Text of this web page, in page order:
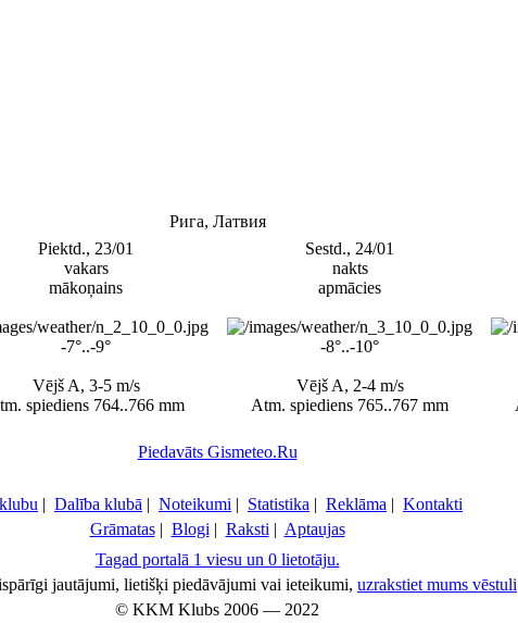
Рига, Латвия
Piektd., 23/01
vakars
mākoņains
-7°..-9°
Vējš A, 3-5 m/s
spiediens 764..766 mm
Sestd., 24/01
nakts
apmācies
-8°..-10°
Vējš A, 2-4 m/s
Atm. spiediens 765..767 mm
Piedavāts Gismeteo.Ru
| Dalība klubā | Noteikumi | Statistika | Reklāma | Kontakti
Grāmatas| Blogi | Raksti | Aptaujas
Tagad portalā 1 viesu un 0 lietotāju.
jautājumi, lietišķi piedāvājumi vai ieteikumi, uzrakstiet mums vēstuli
© KKM Klubs 2006 — 2022